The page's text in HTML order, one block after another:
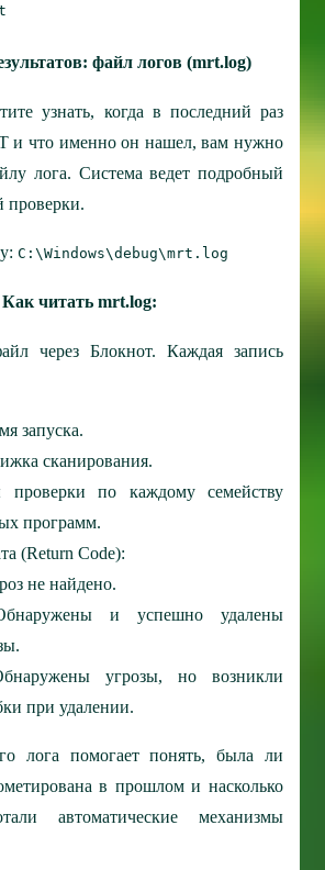
файл логов (mrt.log)
узнать, когда в последний раз
и что именно он нашел, вам нужно
лога. Система ведет подробный
проверки.
C:\Windows\debug\mrt.log
Как читать mrt.log:
через Блокнот. Каждая запись
запуска.
сканирования.
проверки по каждому семейству
программ.
(Return Code):
не найдено.
и успешно удалены
угрозы, но возникли
при удалении.
лога помогает понять, была ли
в прошлом и насколько
автоматические механизмы